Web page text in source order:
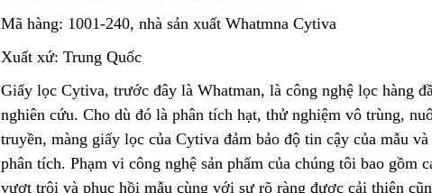
Mã hàng: 1001-240, nhà sản xuất Whatmna Cytiva
Xuất xứ: Trung Quốc
Giấy lọc Cytiva, trước đây là Whatman, là công nghệ lọc hàng
nghiên cứu. Cho dù đó là phân tích hạt, thử nghiệm vô trùng,
truyền, màng giấy lọc của Cytiva đảm bảo độ tin cậy của mẫu
phân tích. Phạm vi công nghệ sản phẩm của chúng tôi bao gồm
vượt trội và phục hồi mẫu cùng với sự rõ ràng được cải thiện
200 Dài 500mm
Liên hệ
Hộp Lọc Giấy Carton Sóng
DCF.vn | Inox Phủ
PTFE/Teflon
Liên hệ
DCF.vn Oil–Water